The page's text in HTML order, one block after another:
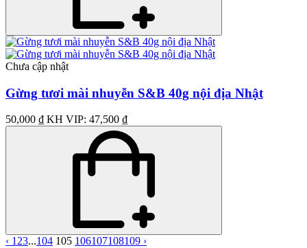
Chưa cập nhật
Gừng tươi mài nhuyễn S&B 40g nội địa Nhật
50,000 ₫ KH VIP: 47,500 ₫
‹ 123...104 105 106107108109 ›